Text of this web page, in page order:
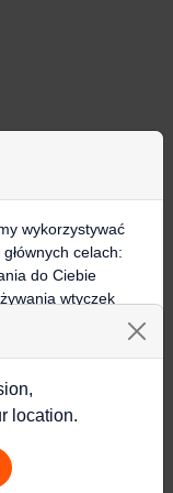
wykorzystywać
celach:
do Ciebie
wtyczek
tym, jak
Polityką
location.